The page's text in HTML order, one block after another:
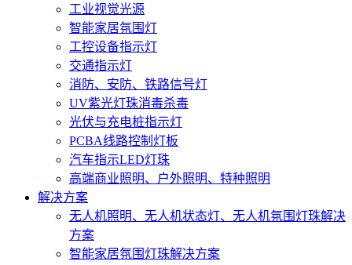
工业视觉光源
智能家居氛围灯
工控设备指示灯
交通指示灯
消防、安防、铁路信号灯
UV紫光灯珠消毒杀毒
光伏与充电桩指示灯
PCBA线路控制灯板
汽车指示LED灯珠
高端商业照明、户外照明、特种照明
解决方案
无人机照明、无人机状态灯、无人机氛围灯珠解决
方案
智能家居氛围灯珠解决方案